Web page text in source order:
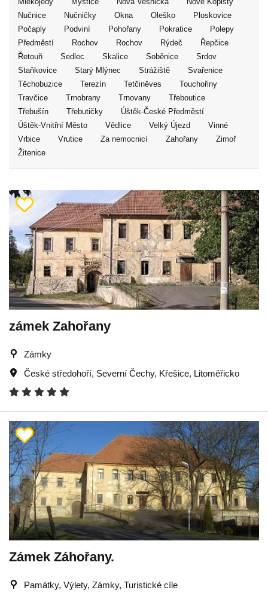
Nučnice
Nučničky Okna Oleško
Ploskovice
Počaply
Podviní Pohořany Pokratice
Polepy
Předměstí
Rochov Rochov Rýdeč
Řepčice
Řetouň
Sedlec Skalice Soběnice
Srdov
Staňkovice
Starý Mlýnec Strážiště
Svařenice
Těchobuzice
Terezín Tetčiněves
Touchořiny
Travčice
Trnobrany Trnovany
Třeboutice
Třebušín
Třebutičky
Úštěk-České Předměstí
Úštěk-Vnitřní Město
Vědlice Velký Újezd
Vinné
Vrbice
Vrutice Za nemocnicí Zahořany
Zimoř
Žitenice
zámek Zahořany
Zámky
České středohoří, Severní Čechy, Křešice, Litoměřicko
Zámek Záhořany.
Památky, Výlety, Zámky, Turistické cíle